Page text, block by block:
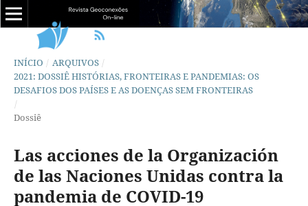
INÍCIO / ARQUIVOS /
2021: DOSSIÊ HISTÓRIAS, FRONTEIRAS E PANDEMIAS: OS
DESAFIOS DOS PAÍSES E AS DOENÇAS SEM FRONTEIRAS
/
Dossiê
Las acciones de la Organización
de las Naciones Unidas contra la
pandemia de COVID-19